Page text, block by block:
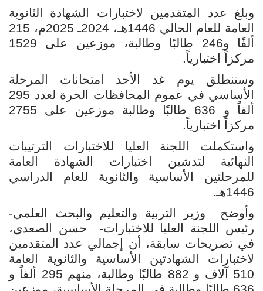
وبلغ عدد المتقدمين لاختبارات الشهادة الثانوية
العامة للعام الحالي 1446هـ، 2024ـ 2025م، 215
ألفًا و246 طالبًا وطالبة، موزعين على 1529
مركزاً اختبارياً.
وستنطلق يوم غد الأحد امتحانات المرحلة
الأساسي في عموم المحافظات الحرة لعدد 295
ألفاً و 636 طالبًا وطالبة موزعين على 2755
مركزاً اختبارياً.
واستكملت اللجنة العليا للاختبارات الترتيبات
النهائية لتدشين اختبارات الشهادة العامة
للمرحلتين الأساسية والثانوية للعام الدراسي
1446هـ.
وأوضح
وزير التربية والتعليم والبحث العلمي-
رئيس اللجنة العليا للاختبارات-
حسن الصعدي،
في تصريحات سابقة، أن إجمالي عدد المتقدمين
لاختبارات الشهادتين الأساسية والثانوية العامة
510 آلاف و 882 طالبًا وطالبة، منهم 295 ألفاً و